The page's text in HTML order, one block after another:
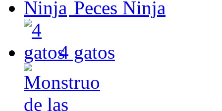
Peces Ninja
4 gatos